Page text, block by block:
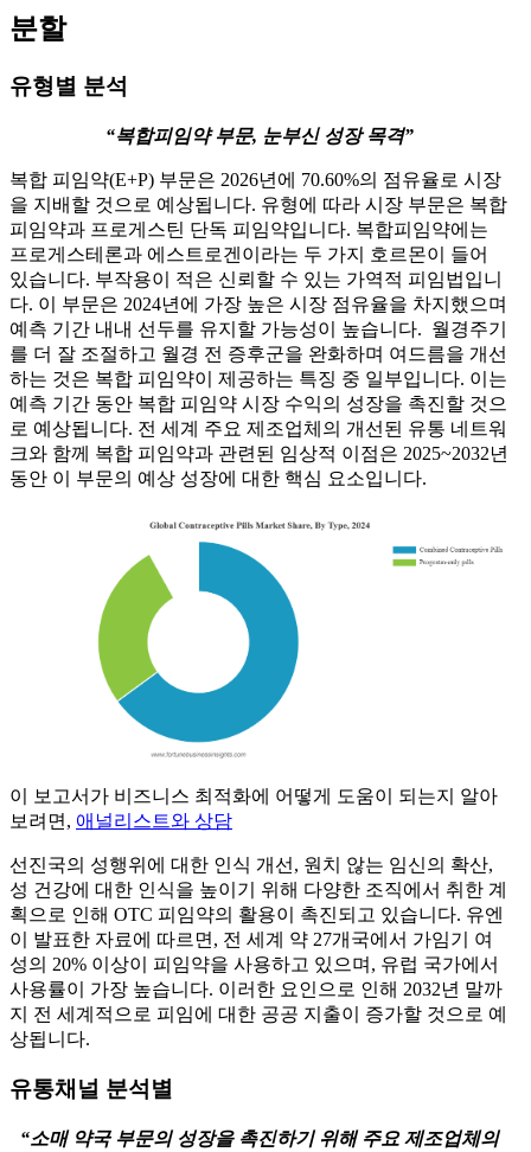
분할
유형별 분석
“복합피임약 부문, 눈부신 성장 목격”
복합 피임약(E+P) 부문은 2026년에 70.60%의 점유율로 시장
을 지배할 것으로 예상됩니다. 유형에 따라 시장 부문은 복합
피임약과 프로게스틴 단독 피임약입니다. 복합피임약에는
프로게스테론과 에스트로겐이라는 두 가지 호르몬이 들어
있습니다. 부작용이 적은 신뢰할 수 있는 가역적 피임법입니
다. 이 부문은 2024년에 가장 높은 시장 점유율을 차지했으며
예측 기간 내내 선두를 유지할 가능성이 높습니다. 월경주기
를 더 잘 조절하고 월경 전 증후군을 완화하며 여드름을 개선
하는 것은 복합 피임약이 제공하는 특징 중 일부입니다. 이는
예측 기간 동안 복합 피임약 시장 수익의 성장을 촉진할 것으
로 예상됩니다. 전 세계 주요 제조업체의 개선된 유통 네트워
크와 함께 복합 피임약과 관련된 임상적 이점은 2025~2032년
동안 이 부문의 예상 성장에 대한 핵심 요소입니다.
이 보고서가 비즈니스 최적화에 어떻게 도움이 되는지 알아
보려면, 애널리스트와 상담
선진국의 성행위에 대한 인식 개선, 원치 않는 임신의 확산,
성 건강에 대한 인식을 높이기 위해 다양한 조직에서 취한 계
획으로 인해 OTC 피임약의 활용이 촉진되고 있습니다. 유엔
이 발표한 자료에 따르면, 전 세계 약 27개국에서 가임기 여
성의 20% 이상이 피임약을 사용하고 있으며, 유럽 국가에서
사용률이 가장 높습니다. 이러한 요인으로 인해 2032년 말까
지 전 세계적으로 피임에 대한 공공 지출이 증가할 것으로 예
상됩니다.
유통채널 분석별
“소매 약국 부문의 성장을 촉진하기 위해 주요 제조업체의